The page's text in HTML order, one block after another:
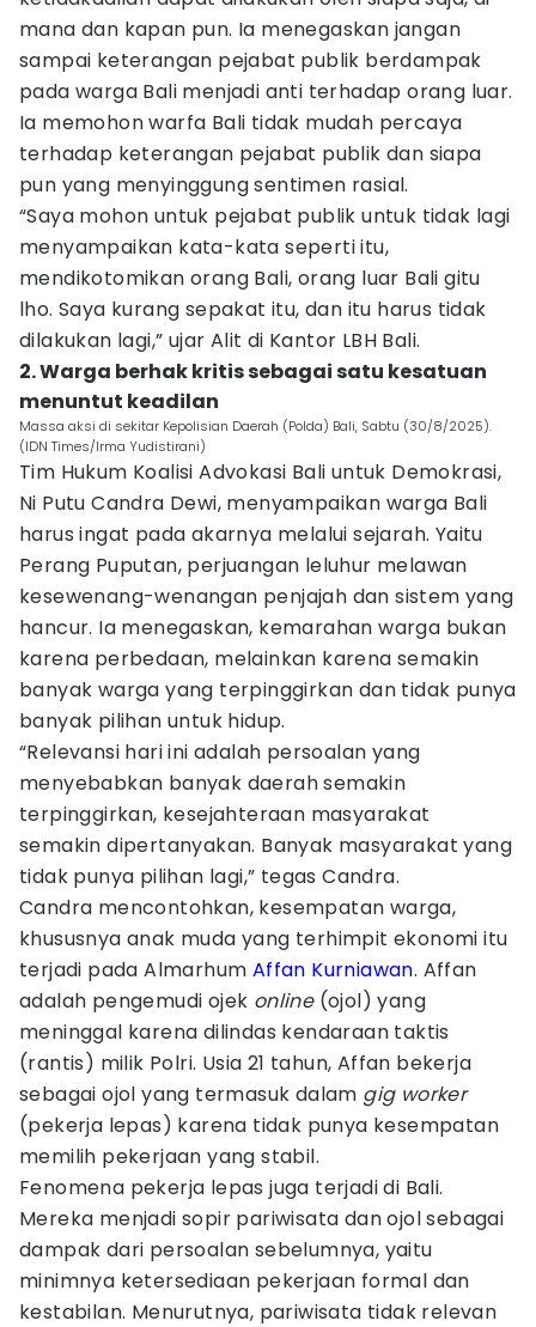
mana dan kapan pun. Ia menegaskan jangan
sampai keterangan pejabat publik berdampak
pada warga Bali menjadi anti terhadap orang luar.
Ia memohon warfa Bali tidak mudah percaya
terhadap keterangan pejabat publik dan siapa
pun yang menyinggung sentimen rasial.
“Saya mohon untuk pejabat publik untuk tidak lagi
menyampaikan kata-kata seperti itu,
mendikotomikan orang Bali, orang luar Bali gitu
lho. Saya kurang sepakat itu, dan itu harus tidak
dilakukan lagi,” ujar Alit di Kantor LBH Bali.
2. Warga berhak kritis sebagai satu kesatuan
menuntut keadilan
Massa aksi di sekitar Kepolisian Daerah (Polda) Bali, Sabtu (30/8/2025).
(IDN Times/Irma Yudistirani)
Tim Hukum Koalisi Advokasi Bali untuk Demokrasi,
Ni Putu Candra Dewi, menyampaikan warga Bali
harus ingat pada akarnya melalui sejarah. Yaitu
Perang Puputan, perjuangan leluhur melawan
kesewenang-wenangan penjajah dan sistem yang
hancur. Ia menegaskan, kemarahan warga bukan
karena perbedaan, melainkan karena semakin
banyak warga yang terpinggirkan dan tidak punya
banyak pilihan untuk hidup.
“Relevansi hari ini adalah persoalan yang
menyebabkan banyak daerah semakin
terpinggirkan, kesejahteraan masyarakat
semakin dipertanyakan. Banyak masyarakat yang
tidak punya pilihan lagi,” tegas Candra.
Candra mencontohkan, kesempatan warga,
khususnya anak muda yang terhimpit ekonomi itu
terjadi pada Almarhum Affan Kurniawan. Affan
adalah pengemudi ojek online (ojol) yang
meninggal karena dilindas kendaraan taktis
(rantis) milik Polri. Usia 21 tahun, Affan bekerja
sebagai ojol yang termasuk dalam gig worker
(pekerja lepas) karena tidak punya kesempatan
memilih pekerjaan yang stabil.
Fenomena pekerja lepas juga terjadi di Bali.
Mereka menjadi sopir pariwisata dan ojol sebagai
dampak dari persoalan sebelumnya, yaitu
minimnya ketersediaan pekerjaan formal dan
kestabilan. Menurutnya, pariwisata tidak relevan